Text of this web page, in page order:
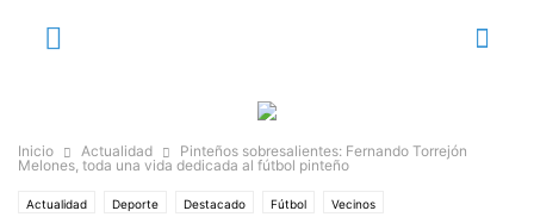
Inicio Actualidad
Pinteños sobresalientes: Fernando Torrejón
Melones, toda una vida dedicada al fútbol pinteño
Actualidad Deporte Destacado Fútbol Vecinos